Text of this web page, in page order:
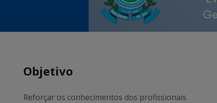
Objetivo
Reforçar os conhecimentos dos profissionais